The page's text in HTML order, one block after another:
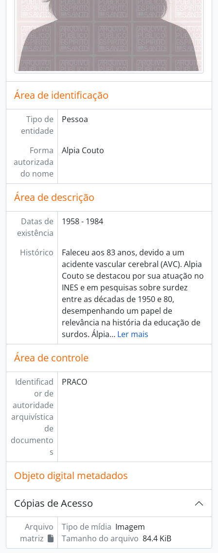
Área de identificação
Tipo de
entidade
Pessoa
Forma
autorizada
do nome
Alpia Couto
Área de descrição
Datas de
existência
1958 - 1984
Histórico
Faleceu aos 83 anos, devido a um
acidente vascular cerebral (AVC). Alpia
Couto se destacou por sua atuação no
INES e em pesquisas sobre surdez
entre as décadas de 1950 e 80,
desempenhando um papel de
relevância na história da educação de
surdos. Álpia… Ler mais
Área de controle
Identificad
or de
autoridade
arquivística
de
documento
s
PRACO
Objeto digital metadados
Cópias de Acesso
Arquivo
matriz
Tipo de mídia Imagem
Tamanho do arquivo 84.4 KiB